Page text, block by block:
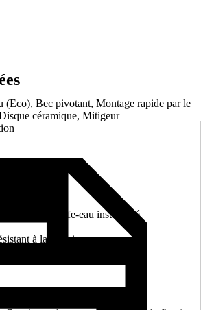
(Eco), Bec pivotant, Montage rapide par le
céramique, Mitigeur
3/8"
Chauffe-eau instantané
à la pression
fourni d'origine